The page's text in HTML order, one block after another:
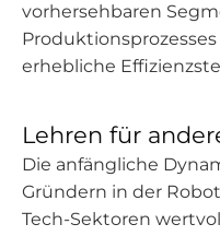
vorhersehbaren
erhebliche
Lehren für
Die anfängliche
Gründern in der
Tech-Sektoren